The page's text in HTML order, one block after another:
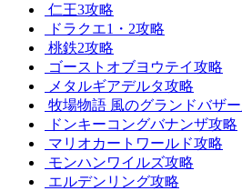
仁王3攻略
ドラクエ1・2攻略
桃鉄2攻略
ゴーストオブヨウテイ攻略
メタルギアデルタ攻略
牧場物語 風のグランドバザ
ドンキーコングバナンザ攻略
マリオカートワールド攻略
モンハンワイルズ攻略
エルデンリング攻略